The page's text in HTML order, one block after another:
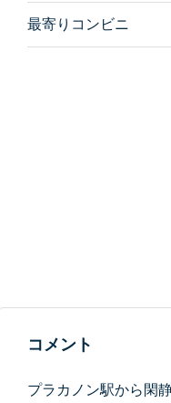
最寄りコンビニ
コメント
プラカノン駅から閑